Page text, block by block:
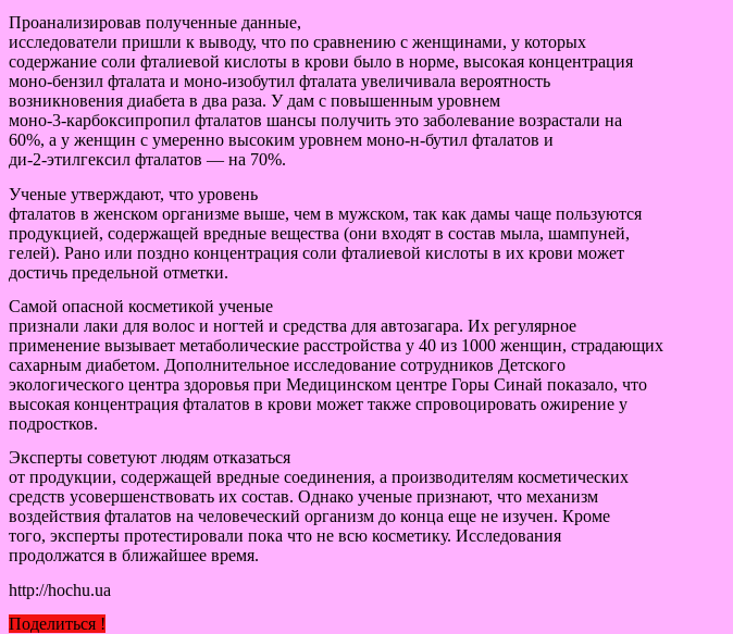
Проанализировав полученные данные,
исследователи пришли к выводу, что по сравнению с женщинами, у которых
содержание соли фталиевой кислоты в крови было в норме, высокая концентрация
моно-бензил фталата и моно-изобутил фталата увеличивала вероятность
возникновения диабета в два раза. У дам с повышенным уровнем
моно-3-карбоксипропил фталатов шансы получить это заболевание возрастали на
60%, а у женщин с умеренно высоким уровнем моно-н-бутил фталатов и
ди-2-этилгексил фталатов — на 70%.
Ученые утверждают, что уровень
фталатов в женском организме выше, чем в мужском, так как дамы чаще пользуются
продукцией, содержащей вредные вещества (они входят в состав мыла, шампуней,
гелей). Рано или поздно концентрация соли фталиевой кислоты в их крови может
достичь предельной отметки.
Самой опасной косметикой ученые
признали лаки для волос и ногтей и средства для автозагара. Их регулярное
применение вызывает метаболические расстройства у 40 из 1000 женщин, страдающих
сахарным диабетом. Дополнительное исследование сотрудников Детского
экологического центра здоровья при Медицинском центре Горы Синай показало, что
высокая концентрация фталатов в крови может также спровоцировать ожирение у
подростков.
Эксперты советуют людям отказаться
от продукции, содержащей вредные соединения, а производителям косметических
средств усовершенствовать их состав. Однако ученые признают, что механизм
воздействия фталатов на человеческий организм до конца еще не изучен. Кроме
того, эксперты протестировали пока что не всю косметику. Исследования
продолжатся в ближайшее время.
http://hochu.ua
Поделиться !